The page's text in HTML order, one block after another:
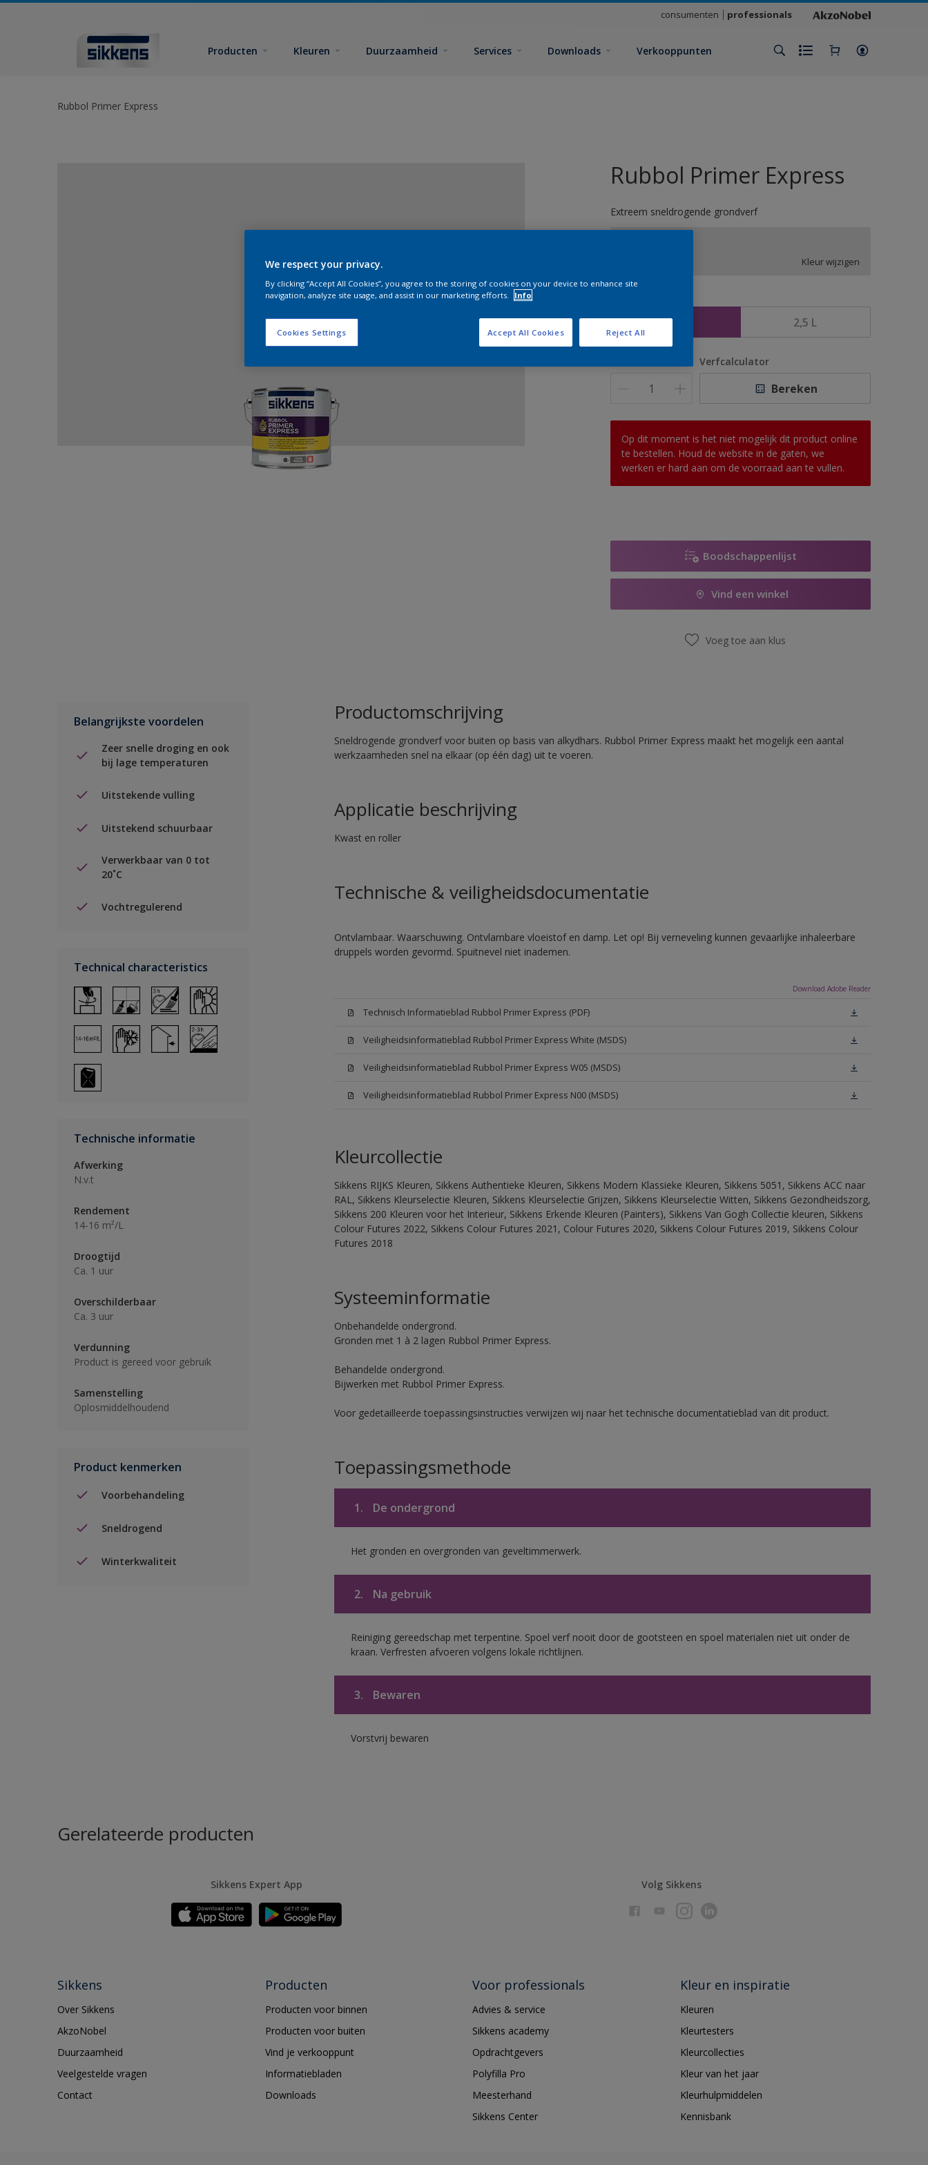
consumenten professionals
Producten Kleuren Duurzaamheid Services Downloads Verkooppunten
Rubbol Primer Express
Rubbol Primer Express
Extreem sneldrogende grondverf
Kleur wijzigen
1 L 2,5 L
Verfcalculator
Bereken
Op dit moment is het niet mogelijk dit product online
te bestellen. Houd de website in de gaten, we
werken er hard aan om de voorraad aan te vullen.
Boodschappenlijst
Vind een winkel
Voeg toe aan klus
Belangrijkste voordelen
Zeer snelle droging en ook
bij lage temperaturen
Uitstekende vulling
Uitstekend schuurbaar
Verwerkbaar van 0 tot
20˚C
Vochtregulerend
Technical characteristics
Technische informatie
Afwerking
N.v.t
Rendement
14-16 m²/L
Droogtijd
Ca. 1 uur
Overschilderbaar
Ca. 3 uur
Verdunning
Product is gereed voor gebruik
Samenstelling
Oplosmiddelhoudend
Product kenmerken
Voorbehandeling
Sneldrogend
Winterkwaliteit
Productomschrijving
Sneldrogende grondverf voor buiten op basis van alkydhars. Rubbol Primer Express maakt het mogelijk een aantal
werkzaamheden snel na elkaar (op één dag) uit te voeren.
Applicatie beschrijving
Kwast en roller
Technische & veiligheidsdocumentatie
Ontvlambaar. Waarschuwing. Ontvlambare vloeistof en damp. Let op! Bij verneveling kunnen gevaarlijke inhaleerbare
druppels worden gevormd. Spuitnevel niet inademen.
Download Adobe Reader
Technisch Informatieblad Rubbol Primer Express (PDF)
Veiligheidsinformatieblad Rubbol Primer Express White (MSDS)
Veiligheidsinformatieblad Rubbol Primer Express W05 (MSDS)
Veiligheidsinformatieblad Rubbol Primer Express N00 (MSDS)
Kleurcollectie
Sikkens RIJKS Kleuren, Sikkens Authentieke Kleuren, Sikkens Modern Klassieke Kleuren, Sikkens 5051, Sikkens ACC naar
RAL, Sikkens Kleurselectie Kleuren, Sikkens Kleurselectie Grijzen, Sikkens Kleurselectie Witten, Sikkens Gezondheidszorg,
Sikkens 200 Kleuren voor het Interieur, Sikkens Erkende Kleuren (Painters), Sikkens Van Gogh Collectie kleuren, Sikkens
Colour Futures 2022, Sikkens Colour Futures 2021, Colour Futures 2020, Sikkens Colour Futures 2019, Sikkens Colour
Futures 2018
Systeeminformatie
Onbehandelde ondergrond.
Gronden met 1 à 2 lagen Rubbol Primer Express.
Behandelde ondergrond.
Bijwerken met Rubbol Primer Express.
Voor gedetailleerde toepassingsinstructies verwijzen wij naar het technische documentatieblad van dit product.
Toepassingsmethode
1. De ondergrond
Het gronden en overgronden van geveltimmerwerk.
2. Na gebruik
Reiniging gereedschap met terpentine. Spoel verf nooit door de gootsteen en spoel materialen niet uit onder de
kraan. Verfresten afvoeren volgens lokale richtlijnen.
3. Bewaren
Vorstvrij bewaren
Gerelateerde producten
Sikkens Expert App Volg Sikkens
Sikkens
Over Sikkens
AkzoNobel
Duurzaamheid
Veelgestelde vragen
Contact
Producten
Producten voor binnen
Producten voor buiten
Vind je verkooppunt
Informatiebladen
Downloads
Voor professionals
Advies & service
Sikkens academy
Opdrachtgevers
Polyfilla Pro
Meesterhand
Sikkens Center
Kleur en inspiratie
Kleuren
Kleurtesters
Kleurcollecties
Kleur van het jaar
Kleurhulpmiddelen
Kennisbank
We respect your privacy.
By clicking “Accept All Cookies”, you agree to the storing of cookies on your device to enhance site
navigation, analyze site usage, and assist in our marketing efforts.
Info
Cookies Settings Reject All
Accept All Cookies